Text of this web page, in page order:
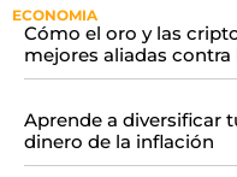
ECONOMIA
Cómo el oro y las
mejores aliadas contra
Aprende a diversificar
dinero de la inflación